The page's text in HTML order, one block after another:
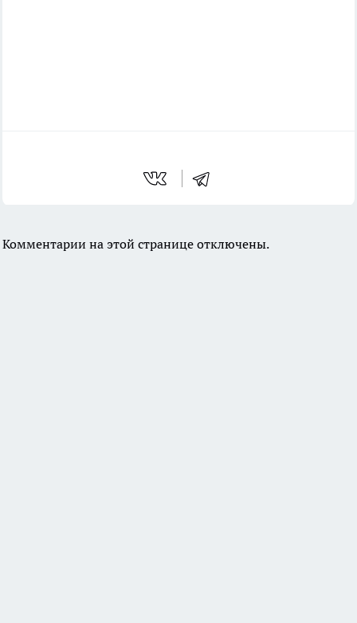
Комментарии на этой странице отключены.